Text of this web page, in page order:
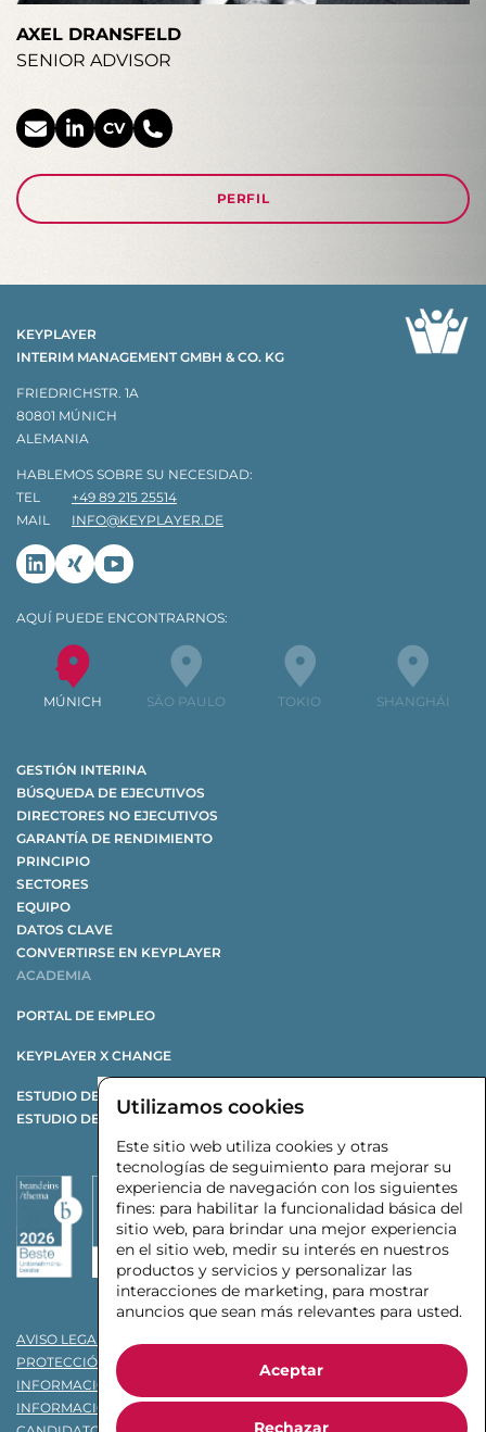
Utilizamos cookies
Este sitio web utiliza cookies y otras
tecnologías de seguimiento para mejorar su
experiencia de navegación con los siguientes
fines: para habilitar la funcionalidad básica del
sitio web, para brindar una mejor experiencia
en el sitio web, medir su interés en nuestros
productos y servicios y personalizar las
interacciones de marketing, para mostrar
anuncios que sean más relevantes para usted.
Aceptar
Rechazar
AXEL DRANSFELD
SENIOR ADVISOR
CV
PERFIL
KEYPLAYER
INTERIM MANAGEMENT GMBH & CO. KG
FRIEDRICHSTR. 1A
80801 MÚNICH
ALEMANIA
HABLEMOS SOBRE SU NECESIDAD:
TEL
+49 89 215 25514
MAIL
INFO@KEYPLAYER.DE
Linkedin
Xing Youtube
AQUÍ PUEDE ENCONTRARNOS:
MÚNICH SÃO PAULO TOKIO SHANGHÁI
GESTIÓN INTERINA
BÚSQUEDA DE EJECUTIVOS
DIRECTORES NO EJECUTIVOS
GARANTÍA DE RENDIMIENTO
PRINCIPIO
SECTORES
EQUIPO
DATOS CLAVE
CONVERTIRSE EN KEYPLAYER
ACADEMIA
PORTAL DE EMPLEO
KEYPLAYER X CHANGE
ESTUDIO DE REESTRUCTURACIÓN
ESTUDIO DE PROVEEDORES DE AUTOMOCIÓN
AVISO LEGAL
PROTECCIÓN DE DATOS
INFORMACIÓN SOBRE PROTECCIÓN DE DATOS PARA EL CLIENTE
INFORMACIÓN SOBRE PROTECCIÓN DE DATOS PARA